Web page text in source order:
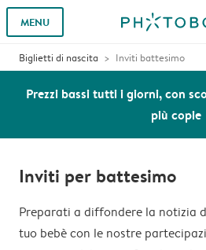
MENU
Biglietti di nascita Inviti battesimo
Prezzi bassi tutti i giorni, con
più copie
Inviti per battesimo
Preparati a diffondere la notizia
tuo bebè con le nostre